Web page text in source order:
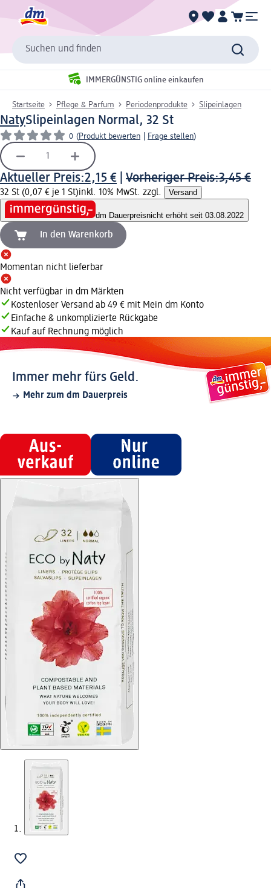
Suchen und finden
IMMERGÜNSTIG online einkaufen
Startseite Pflege & Parfum Periodenprodukte Slipeinlagen
NatySlipeinlagen Normal, 32 St
0 (Produkt bewerten Frage stellen)
Aktueller Preis:2,15 € Vorheriger Preis:3,45 €
32 St (0,07 € je 1 St)inkl. 10% MwSt. zzgl. Versand
dm Dauerpreisnicht erhöht seit 03.08.2022
In den Warenkorb
Momentan nicht lieferbar
Nicht verfügbar in dm Märkten
Kostenloser Versand ab 49 € mit Mein dm Konto
Einfache & unkomplizierte Rückgabe
Kauf auf Rechnung möglich
Immer mehr fürs Geld.
Mehr zum dm Dauerpreis